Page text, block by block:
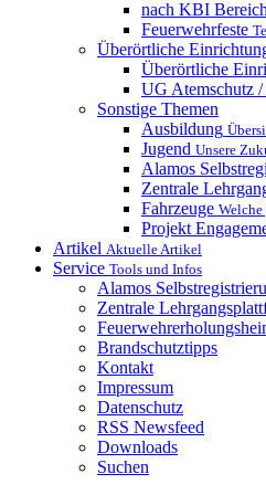
nach KBI
Feuerwehrfeste
Überörtliche
Überörtliche
UG Atemschutz
Sonstige Themen
Ausbildung
Jugend Unsere
Alamos
Zentrale
Fahrzeuge Welche
Projekt
Artikel Aktuelle Artikel
Service Tools und Infos
Alamos
Zentrale
Brandschutztipps
Kontakt
Impressum
Datenschutz
RSS Newsfeed
Downloads
Suchen